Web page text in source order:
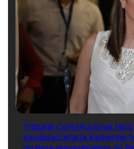
Tribunal Constitucional falla
exsubsecretaria Katherine